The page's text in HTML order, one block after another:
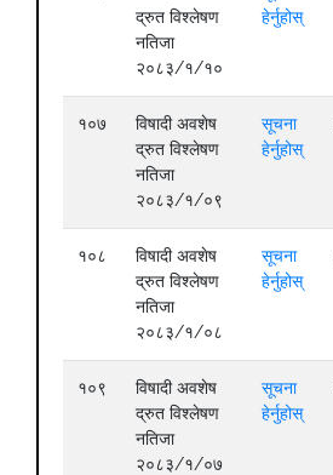
द्रुत विश्लेषण
नतिजा
२०८३/१/१०
हेर्नुहोस्
१०७
विषादी अवशेष
द्रुत विश्लेषण
नतिजा
२०८३/१/०९
सूचना
हेर्नुहोस्
१०८
विषादी अवशेष
द्रुत विश्लेषण
नतिजा
२०८३/१/०८
सूचना
हेर्नुहोस्
१०९
विषादी अवशेष
द्रुत विश्लेषण
नतिजा
२०८३/१/०७
सूचना
हेर्नुहोस्